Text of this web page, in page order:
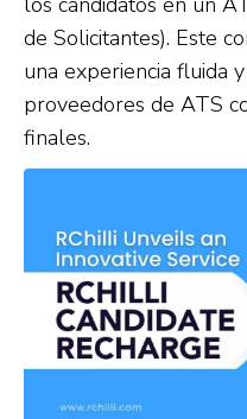
de Solicitantes). Este
una experiencia fluida
proveedores de ATS
finales.